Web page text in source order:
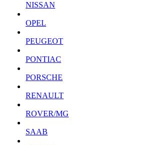
NISSAN
OPEL
PEUGEOT
PONTIAC
PORSCHE
RENAULT
ROVER/MG
SAAB